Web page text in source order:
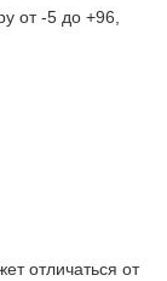
от -5 до +96,
отличаться от